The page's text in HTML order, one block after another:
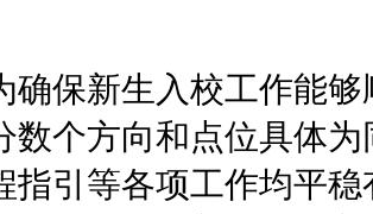
确保新生入校工作能
数个方向和点位具体
指引等各项工作均平